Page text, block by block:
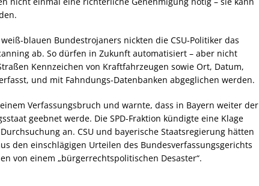
blauen Bundestrojaners nickten die CSU-Politiker das
ab. So dürfen in Zukunft automatisiert – aber nicht
Kennzeichen von Kraftfahrzeugen sowie Ort, Datum,
und mit Fahndungs-Datenbanken abgeglichen werden.
Verfassungsbruch und warnte, dass in Bayern weiter der
geebnet werde. Die SPD-Fraktion kündigte eine Klage
an. CSU und bayerische Staatsregierung hätten
den einschlägigen Urteilen des Bundesverfassungsgerichts
von einem „bürgerrechtspolitischen Desaster“.